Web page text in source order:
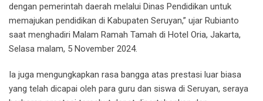
dengan pemerintah daerah melalui Dinas Pendidikan untuk
memajukan pendidikan di Kabupaten Seruyan,” ujar Rubianto
saat menghadiri Malam Ramah Tamah di Hotel Oria, Jakarta,
Selasa malam, 5 November 2024.
Ia juga mengungkapkan rasa bangga atas prestasi luar biasa
yang telah dicapai oleh para guru dan siswa di Seruyan, seraya